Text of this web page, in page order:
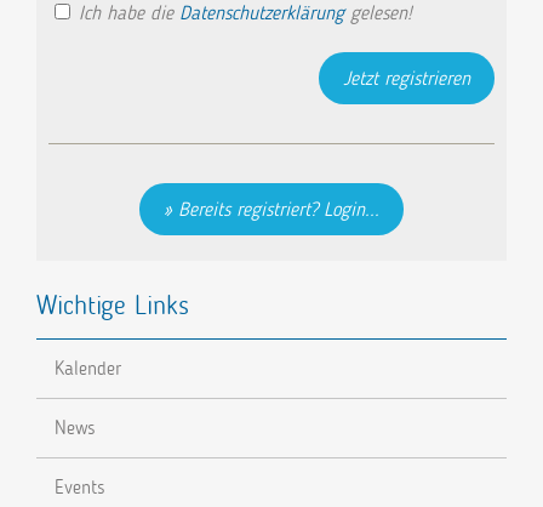
Ich habe die Datenschutzerklärunggelesen!
Bereits registriert? Login...
Wichtige Links
Kalender
News
Events